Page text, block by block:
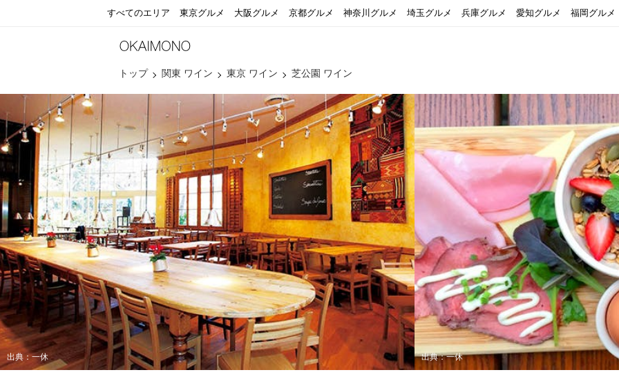
すべてのエリア 東京グルメ 大阪グルメ 京都グルメ 神奈川グルメ 埼玉グルメ 兵庫グルメ 愛知グルメ 福岡グルメ
トップ 関東 ワイン 東京 ワイン 芝公園 ワイン
出典：一休 出典：一休